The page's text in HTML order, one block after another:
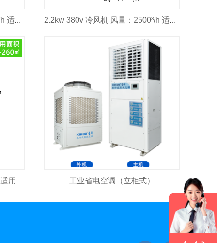
1.5kw 380v 冷风机 风量：2000³/h 适用面积：120㎡ 2.2kw 380v 冷风机 风量：2500³/h 适用面积：160㎡
4kw 380v 冷风机 风量：4000³/h 适用面积：2600㎡ 工业省电空调（立柜式）